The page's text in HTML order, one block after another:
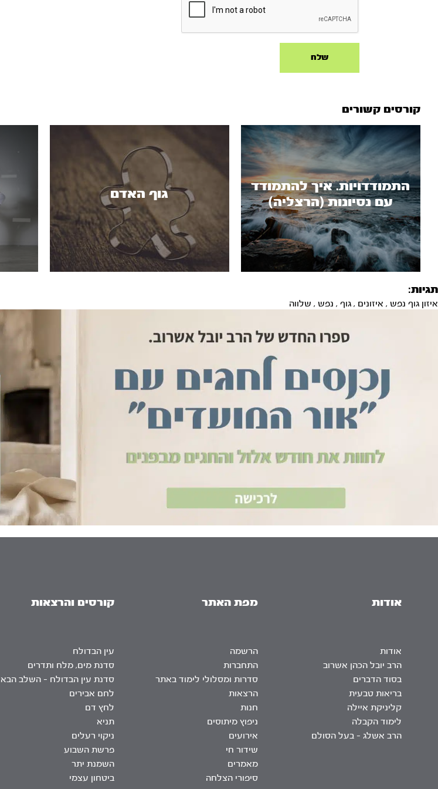
קורסים קשורים
התמודדויות. איך להתמודד
עם נסיונות (הרצליה)
גוף האדם
תגיות:
איזון גוף נפש , איזונים , גוף , נפש , שלווה
אודות
אודות
הרב יובל הכהן אשרוב
בסוד הדברים
בריאות טבעית
קליניקת איילה
לימוד הקבלה
הרב אשלג – בעל הסולם
מפת האתר
הרשמה
התחברות
סדרות ומסלולי לימוד באתר
הרצאות
חנות
ניפוץ מיתוסים
אירועים
שידור חי
מאמרים
סיפורי הצלחה
קורסים והרצאות
עין הבדולח
סדנת מים, מלח ותדרים
סדנת עין הבדולח – השלב הבא
לחם אבירים
לחץ דם
תניא
ניקוי רעלים
פרשת השבוע
השמנת יתר
ביטחון עצמי